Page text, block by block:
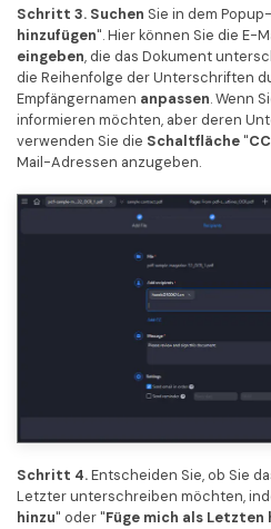
Schritt 3. Suchen Sie in dem
hinzufügen". Hier können Sie die E-
eingeben, die das Dokument
die Reihenfolge der Unterschriften
Empfängernamen anpassen. Wenn
informieren möchten, aber deren
verwenden Sie die Schaltfläche"
Mail-Adressen anzugeben.
Schritt 4.Entscheiden Sie, ob Sie
Letzter unterschreiben möchten,
hinzu" oder "Füge mich als Letzten